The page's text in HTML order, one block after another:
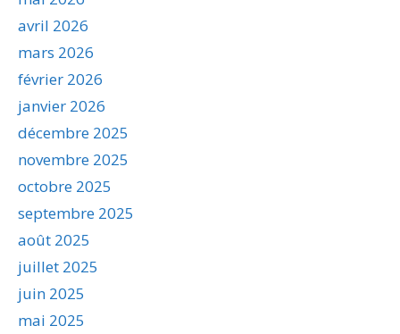
avril 2026
mars 2026
février 2026
janvier 2026
décembre 2025
novembre 2025
octobre 2025
septembre 2025
août 2025
juillet 2025
juin 2025
mai 2025